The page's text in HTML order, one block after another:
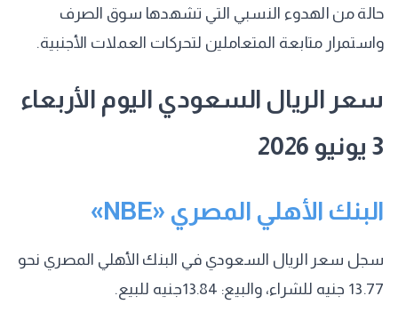
حالة من الهدوء النسبي التي تشهدها سوق الصرف
واستمرار متابعة المتعاملين لتحركات العملات الأجنبية.
سعر الريال السعودي اليوم الأربعاء
3 يونيو 2026
البنك الأهلي المصري «NBE»
سجل سعر الريال السعودي في البنك الأهلي المصري نحو
13.77 جنيه للشراء، والبيع: 13.84جنيه للبيع.